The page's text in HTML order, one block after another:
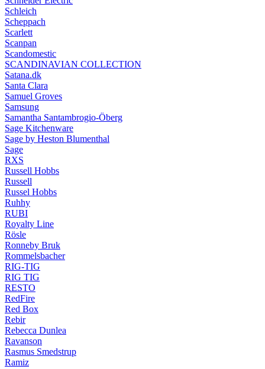
Schleich
Scheppach
Scarlett
Scanpan
Scandomestic
SCANDINAVIAN COLLECTION
Satana.dk
Santa Clara
Samuel Groves
Samsung
Samantha Santambrogio-Öberg
Sage Kitchenware
Sage by Heston Blumenthal
Sage
RXS
Russell Hobbs
Russell
Russel Hobbs
Ruhhy
RUBI
Royalty Line
Rösle
Ronneby Bruk
Rommelsbacher
RIG-TIG
RIG TIG
RESTO
RedFire
Red Box
Rebir
Rebecca Dunlea
Ravanson
Rasmus Smedstrup
Ramiz